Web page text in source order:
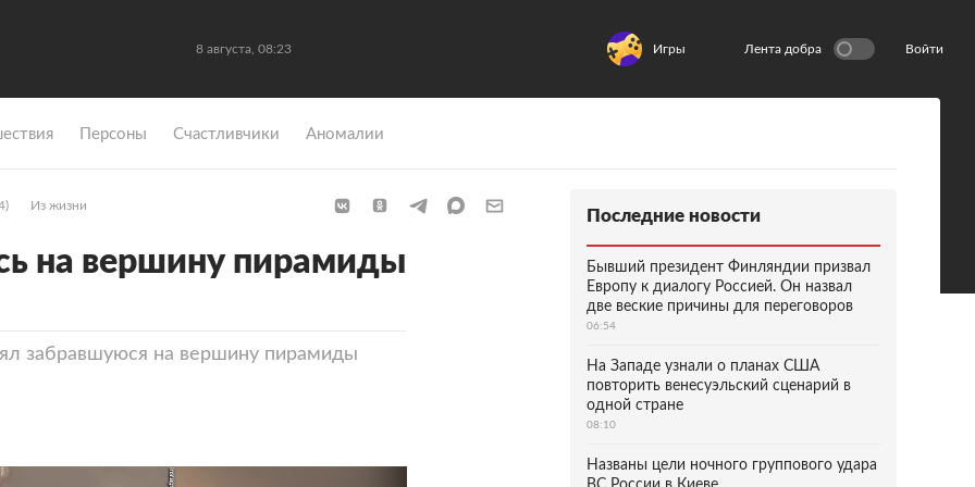
8 августа, 08:23 Игры Лента добра Войти
Персоны Счастливчики Аномалии
Из жизни
на вершину пирамиды
забравшуюся на вершину пирамиды
Последние новости
Бывший президент Финляндии призвал
Европу к диалогу Россией. Он назвал
две веские причины для переговоров
06:54
На Западе узнали о планах США
повторить венесуэльский сценарий в
одной стране
08:10
Названы цели ночного группового удара